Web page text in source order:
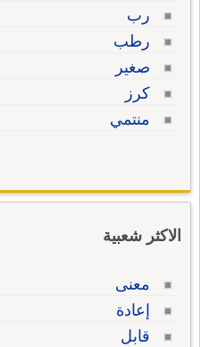
رب
رطب
صغير
كرز
منتمي
الاكثر شعبية
معنى
إعادة
قابل